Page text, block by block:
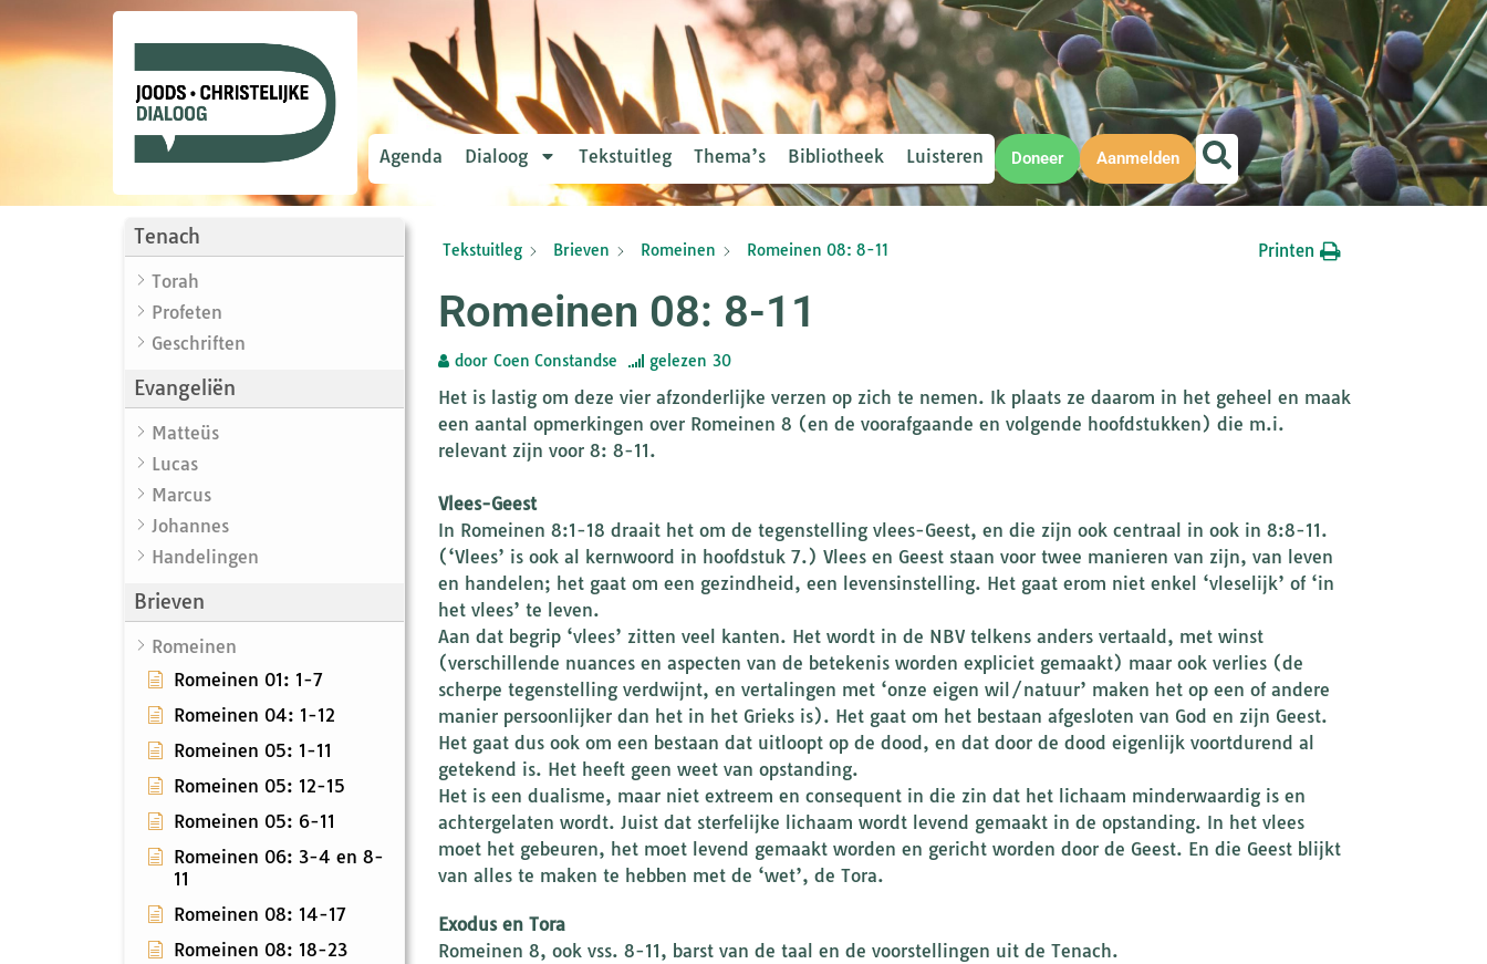
Agenda Dialoog Tekstuitleg Thema’s Bibliotheek Luisteren Doneer Aanmelden
Tenach
Torah
Profeten
Geschriften
Evangeliën
Matteüs
Lucas
Marcus
Johannes
Handelingen
Brieven
Romeinen
Romeinen 01: 1-7
Romeinen 04: 1-12
Romeinen 05: 1-11
Romeinen 05: 12-15
Romeinen 05: 6-11
Romeinen 06: 3-4 en 8-
11
Romeinen 08: 14-17
Romeinen 08: 18-23
Tekstuitleg Brieven Romeinen Romeinen 08: 8-11 Printen
Romeinen 08: 8-11
door Coen Constandse gelezen 30
Het is lastig om deze vier afzonderlijke verzen op zich te nemen. Ik plaats ze daarom in het geheel en maak
een aantal opmerkingen over Romeinen 8 (en de voorafgaande en volgende hoofdstukken) die m.i.
relevant zijn voor 8: 8-11.
Vlees-Geest
In Romeinen 8:1-18 draait het om de tegenstelling vlees-Geest, en die zijn ook centraal in ook in 8:8-11.
(‘Vlees’ is ook al kernwoord in hoofdstuk 7.) Vlees en Geest staan voor twee manieren van zijn, van leven
en handelen; het gaat om een gezindheid, een levensinstelling. Het gaat erom niet enkel ‘vleselijk’ of ‘in
het vlees’ te leven.
Aan dat begrip ‘vlees’ zitten veel kanten. Het wordt in de NBV telkens anders vertaald, met winst
(verschillende nuances en aspecten van de betekenis worden expliciet gemaakt) maar ook verlies (de
scherpe tegenstelling verdwijnt, en vertalingen met ‘onze eigen wil/natuur’ maken het op een of andere
manier persoonlijker dan het in het Grieks is). Het gaat om het bestaan afgesloten van God en zijn Geest.
Het gaat dus ook om een bestaan dat uitloopt op de dood, en dat door de dood eigenlijk voortdurend al
getekend is. Het heeft geen weet van opstanding.
Het is een dualisme, maar niet extreem en consequent in die zin dat het lichaam minderwaardig is en
achtergelaten wordt. Juist dat sterfelijke lichaam wordt levend gemaakt in de opstanding. In het vlees
moet het gebeuren, het moet levend gemaakt worden en gericht worden door de Geest. En die Geest blijkt
van alles te maken te hebben met de ‘wet’, de Tora.
Exodus en Tora
Romeinen 8, ook vss. 8-11, barst van de taal en de voorstellingen uit de Tenach.